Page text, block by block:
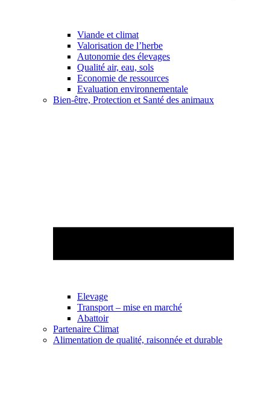
Viande et climat
Valorisation de l’herbe
Autonomie des élevages
Qualité air, eau, sols
Economie de ressources
Evaluation environnementale
Bien-être, Protection et Santé des animaux
Elevage
Transport – mise en marché
Abattoir
Partenaire Climat
Alimentation de qualité, raisonnée et durable